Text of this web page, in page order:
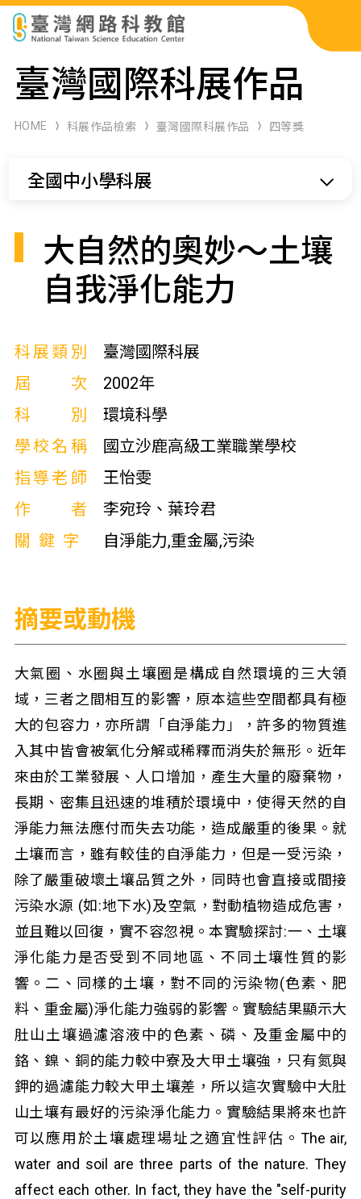
科展作品檢索
科學研習月刊
臺灣國際科展作品
HOME 科展作品檢索 臺灣國際科展作品 四等獎
全國中小學科展
大自然的奧妙～土壤
自我淨化能力
科展類別
臺灣國際科展
屆次
2002年
科別
環境科學
學校名稱
國立沙鹿高級工業職業學校
指導老師
王怡雯
作者
李宛玲、葉玲君
關鍵字
自淨能力,重金屬,污染
摘要或動機
大氣圈、水圈與土壤圈是構成自然環境的三大領
域，三者之間相互的影響，原本這些空間都具有極
大的包容力，亦所謂「自淨能力」，許多的物質進
入其中皆會被氧化分解或稀釋而消失於無形。近年
來由於工業發展、人口增加，產生大量的廢棄物，
長期、密集且迅速的堆積於環境中，使得天然的自
淨能力無法應付而失去功能，造成嚴重的後果。就
土壤而言，雖有較佳的自淨能力，但是一受污染，
除了嚴重破壞土壤品質之外，同時也會直接或間接
污染水源 (如:地下水)及空氣，對動植物造成危害，
並且難以回復，實不容忽視。本實驗探討:一、土壤
淨化能力是否受到不同地區、不同土壤性質的影
響。二、同樣的土壤，對不同的污染物(色素、肥
料、重金屬)淨化能力強弱的影響。實驗結果顯示大
肚山土壤過濾溶液中的色素、磷、及重金屬中的
鉻、鎳、銅的能力較中寮及大甲土壤強，只有氮與
鉀的過濾能力較大甲土壤差，所以這次實驗中大肚
山土壤有最好的污染淨化能力。實驗結果將來也許
可以應用於土壤處理場址之適宜性評估。The air,
water and soil are three parts of the nature. They
affect each other. In fact, they have the "self-purity